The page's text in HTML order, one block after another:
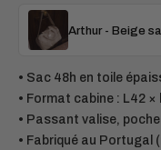
Arthur - Beige
• Sac 48h en toile
• Format cabine : L42 ×
• Passant valise,
• Fabriqué au Portugal